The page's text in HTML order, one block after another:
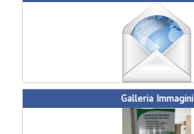
Galleria Immagini